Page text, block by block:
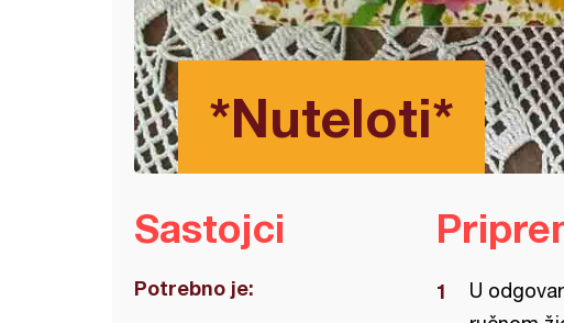
*Nuteloti*
Sastojci
Potrebno je:
U